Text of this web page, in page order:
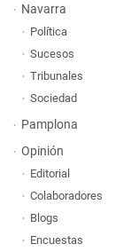
Navarra
Política
Sucesos
Tribunales
Sociedad
Pamplona
Opinión
Editorial
Colaboradores
Blogs
Encuestas